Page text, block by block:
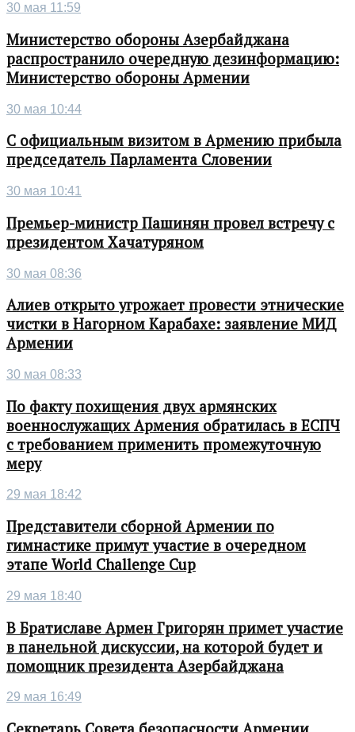
30 мая 11:59
Министерство обороны Азербайджана
распространило очередную дезинформацию:
Министерство обороны Армении
30 мая 10:44
С официальным визитом в Армению прибыла
председатель Парламента Словении
30 мая 10:41
Премьер-министр Пашинян провел встречу с
президентом Хачатуряном
30 мая 08:36
Алиев открыто угрожает провести этнические
чистки в Нагорном Карабахе: заявление МИД
Армении
30 мая 08:33
По факту похищения двух армянских
военнослужащих Армения обратилась в ЕСПЧ
с требованием применить промежуточную
меру
29 мая 18:42
Представители сборной Армении по
гимнастике примут участие в очередном
этапе World Challenge Cup
29 мая 18:40
В Братиславе Армен Григорян примет участие
в панельной дискуссии, на которой будет и
помощник президента Азербайджана
29 мая 16:49